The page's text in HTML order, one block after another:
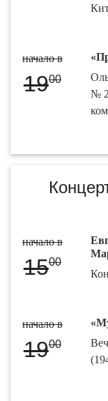
начало в
1900
№
начало в
1500
начало в
1900